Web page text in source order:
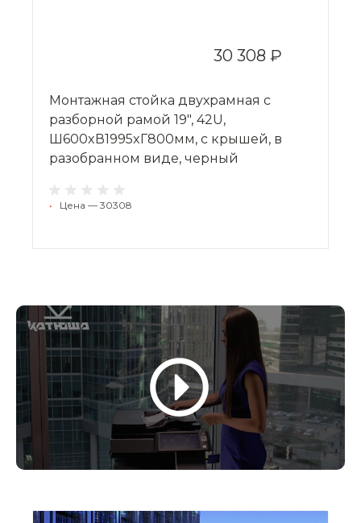
30 308 ₽
Монтажная стойка двухрамная с
разборной рамой 19", 42U,
Ш600xВ1995xГ800мм, с крышей, в
разобранном виде, черный
• Цена — 30308